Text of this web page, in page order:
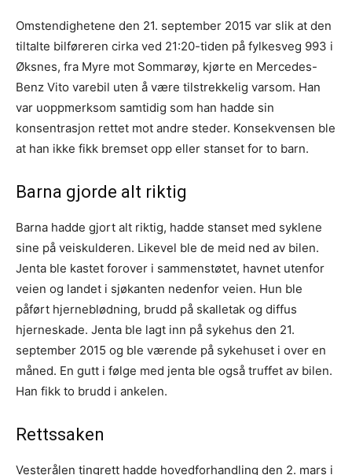
Omstendighetene den 21. september 2015 var slik at den
tiltalte bilføreren cirka ved 21:20-tiden på fylkesveg 993 i
Øksnes, fra Myre mot Sommarøy, kjørte en Mercedes-
Benz Vito varebil uten å være tilstrekkelig varsom. Han
var uoppmerksom samtidig som han hadde sin
konsentrasjon rettet mot andre steder. Konsekvensen ble
at han ikke fikk bremset opp eller stanset for to barn.
Barna gjorde alt riktig
Barna hadde gjort alt riktig, hadde stanset med syklene
sine på veiskulderen. Likevel ble de meid ned av bilen.
Jenta ble kastet forover i sammenstøtet, havnet utenfor
veien og landet i sjøkanten nedenfor veien. Hun ble
påført hjerneblødning, brudd på skalletak og diffus
hjerneskade. Jenta ble lagt inn på sykehus den 21.
september 2015 og ble værende på sykehuset i over en
måned. En gutt i følge med jenta ble også truffet av bilen.
Han fikk to brudd i ankelen.
Rettssaken
Vesterålen tingrett hadde hovedforhandling den 2. mars i